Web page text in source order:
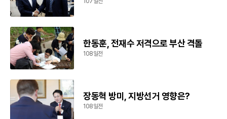
한동훈, 전재수 저격으로 부산 격돌
108일전
장동혁 방미, 지방선거 영향은?
108일전